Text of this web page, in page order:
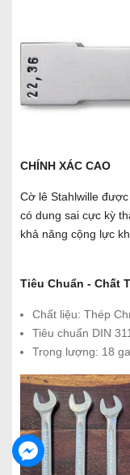
CHÍNH XÁC CAO
Cờ lê Stahlwille
có dung sai cực kỳ
khả năng cộng lực
Tiêu Chuẩn - Chất
Chất liệu: Thép
Tiêu chuẩn DIN
Trọng lượng: 18